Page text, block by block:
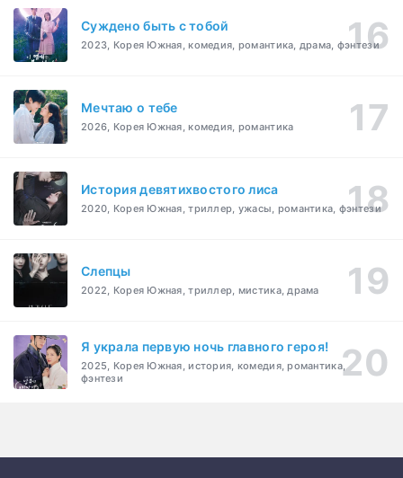
Суждено быть с тобой
2023, Корея Южная, комедия, романтика, драма, фэнтези
Мечтаю о тебе
2026, Корея Южная, комедия, романтика
История девятихвостого лиса
2020, Корея Южная, триллер, ужасы, романтика, фэнтези
Слепцы
2022, Корея Южная, триллер, мистика, драма
Я украла первую ночь главного героя!
2025, Корея Южная, история, комедия, романтика,
фэнтези